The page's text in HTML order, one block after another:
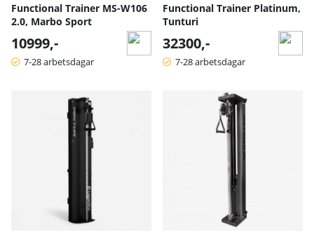
Functional Trainer MS-W106
2.0, Marbo Sport
10999,-
7-28 arbetsdagar
Functional Trainer Platinum,
Tunturi
32300,-
7-28 arbetsdagar